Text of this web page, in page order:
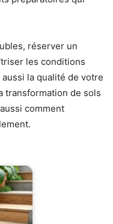
réserver un
les conditions
la qualité de votre
transformation de sols
comment